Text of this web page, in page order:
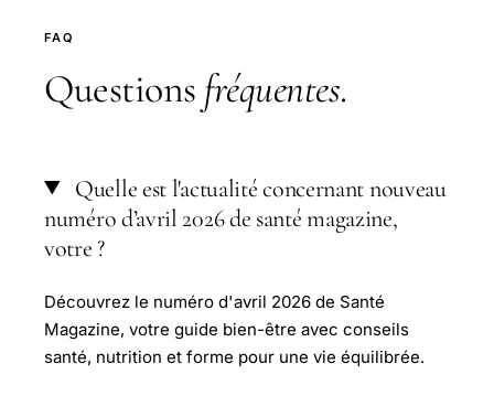
FAQ
Questions fréquentes.
Quelle est l'actualité concernant nouveau
numéro d’avril 2026 de santé magazine,
votre ?
Découvrez le numéro d'avril 2026 de Santé
Magazine, votre guide bien-être avec conseils
santé, nutrition et forme pour une vie équilibrée.